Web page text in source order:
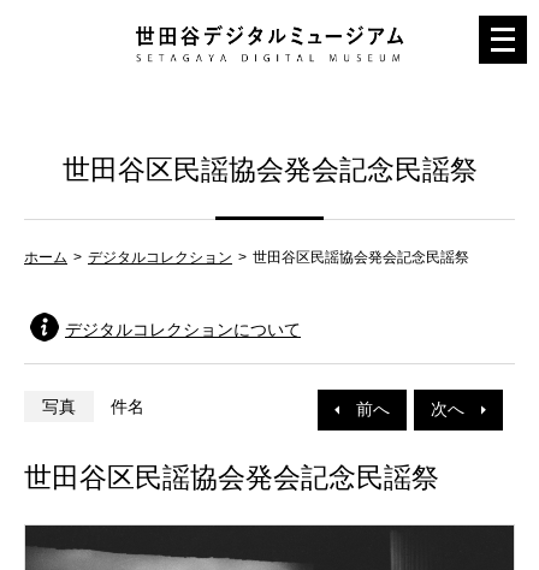
メ
ニ
世田谷区民謡協会発会記念民謡祭
ホーム デジタルコレクション 世田谷区民謡協会発会記念民謡祭
デジタルコレクションについて
前へ 次へ
写真 件名
世田谷区民謡協会発会記念民謡祭